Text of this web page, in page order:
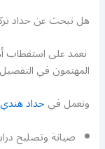
هل تبحث عن حداد
نعمد على استقطاب
المهتمون في التفصيل
ونعمل فيحداد هندي
صيانة وتصليح